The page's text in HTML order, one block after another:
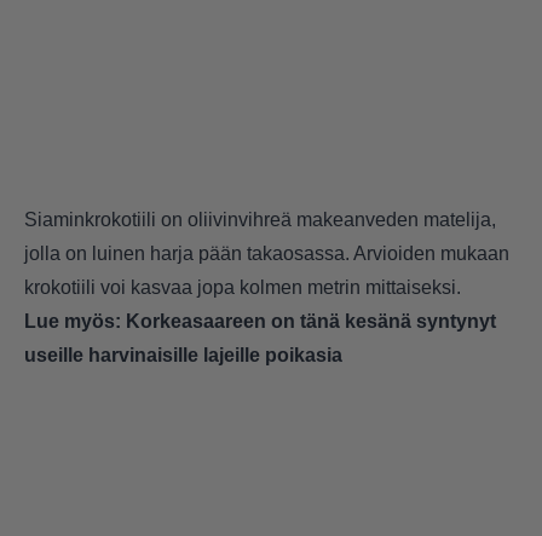
Siaminkrokotiili on oliivinvihreä makeanveden matelija,
jolla on luinen harja pään takaosassa. Arvioiden mukaan
krokotiili voi kasvaa jopa kolmen metrin mittaiseksi.
Lue myös: Korkeasaareen on tänä kesänä syntynyt
useille harvinaisille lajeille poikasia